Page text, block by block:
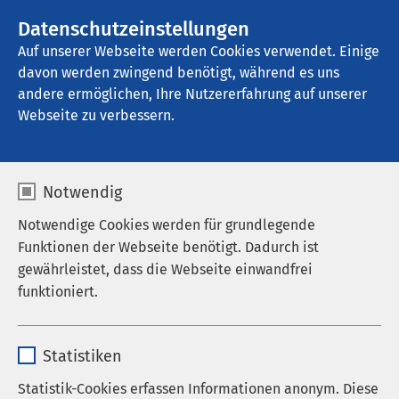
Datenschutzeinstellungen
Auf unserer Webseite werden Cookies verwendet. Einige
davon werden zwingend benötigt, während es uns
andere ermöglichen, Ihre Nutzererfahrung auf unserer
Webseite zu verbessern.
Notwendig
Notwendige Cookies werden für grundlegende
Funktionen der Webseite benötigt. Dadurch ist
gewährleistet, dass die Webseite einwandfrei
funktioniert.
Anbieter sgalinski
Statistiken
Statistik-Cookies erfassen Informationen anonym. Diese
AMEOS Klinikum Halberstadt